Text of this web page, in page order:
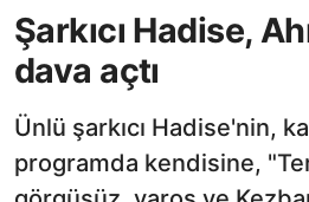
Şarkıcı Hadise,
dava açtı
Ünlü şarkıcı Hadise'nin,
programda kendisine,